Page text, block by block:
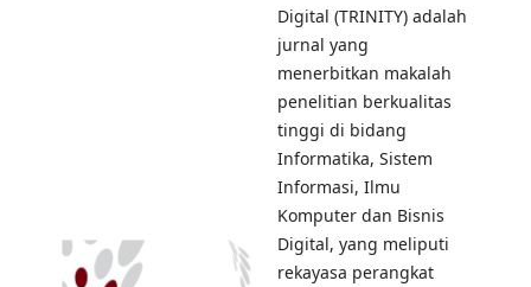
Digital (TRINITY) adalah
jurnal yang
menerbitkan makalah
penelitian berkualitas
tinggi di bidang
Informatika, Sistem
Informasi, Ilmu
Komputer dan Bisnis
Digital, yang meliputi
rekayasa perangkat